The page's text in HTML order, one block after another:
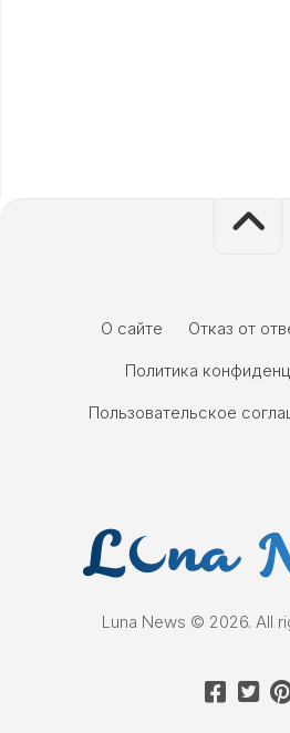
О сайте
Отказ от
Политика
Пользовательское
Luna News © 2026. All